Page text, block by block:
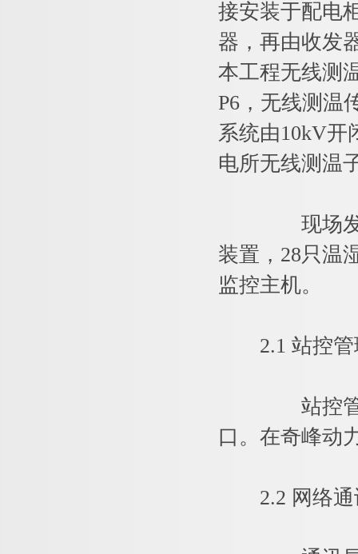
接安装于配电
器，再由收发
本工程无线测
P6，无线测温
系统由10kV开
电所无线测温
现场发电机
装置，28只温
监控主机。
2.1 站控管
站控管理层
口。在奇峰动
2.2 网络通